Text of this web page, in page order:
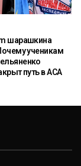
шарашкина
ученикам
путь в ACA